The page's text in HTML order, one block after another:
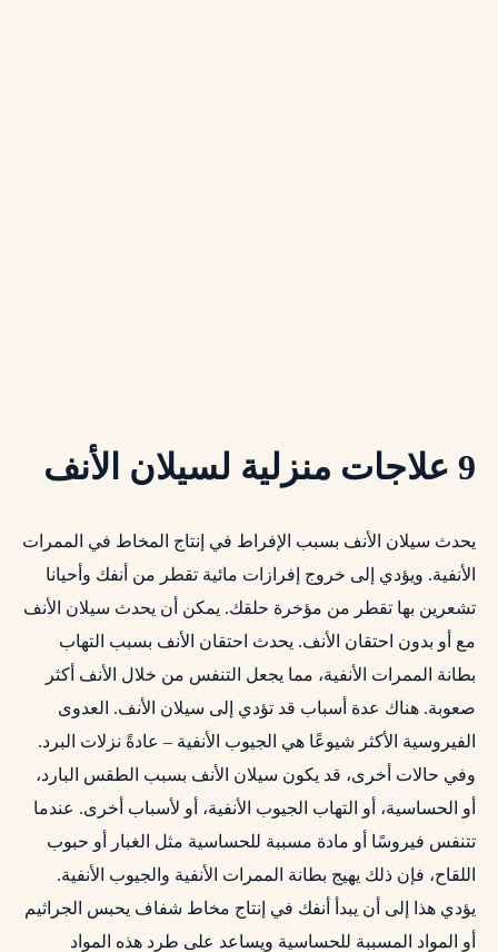
9 علاجات منزلية لسيلان الأنف
يحدث سيلان الأنف بسبب الإفراط في إنتاج المخاط في الممرات
الأنفية. ويؤدي إلى خروج إفرازات مائية تقطر من أنفك وأحيانا
تشعرين بها تقطر من مؤخرة حلقك. يمكن أن يحدث سيلان الأنف
مع أو بدون احتقان الأنف. يحدث احتقان الأنف بسبب التهاب
بطانة الممرات الأنفية، مما يجعل التنفس من خلال الأنف أكثر
صعوبة. هناك عدة أسباب قد تؤدي إلى سيلان الأنف. العدوى
الفيروسية الأكثر شيوعًا هي الجيوب الأنفية – عادةً نزلات البرد.
وفي حالات أخرى، قد يكون سيلان الأنف بسبب الطقس البارد،
أو الحساسية، أو التهاب الجيوب الأنفية، أو لأسباب أخرى. عندما
تتنفس فيروسًا أو مادة مسببة للحساسية مثل الغبار أو حبوب
اللقاح، فإن ذلك يهيج بطانة الممرات الأنفية والجيوب الأنفية.
يؤدي هذا إلى أن يبدأ أنفك في إنتاج مخاط شفاف يحبس الجراثيم
أو المواد المسببة للحساسية ويساعد على طرد هذه المواد